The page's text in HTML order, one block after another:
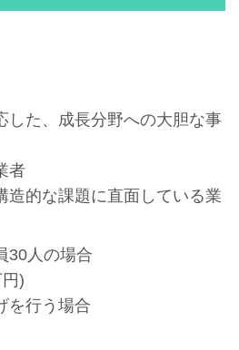
した、成長分野への大胆な事
者
造的な課題に直面している業
30人の場合
)
を行う場合